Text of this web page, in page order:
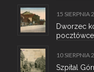
15 SIERPNIA
Dworzec
pocztówce.
10 SIERPNIA
Szpital